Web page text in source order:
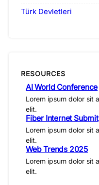
Türk Devletleri
RESOURCES
AI World Conference
Lorem ipsum dolor sit
elit.
Fiber Internet Submit
Lorem ipsum dolor sit
elit.
Web Trends 2025
Lorem ipsum dolor sit
elit.